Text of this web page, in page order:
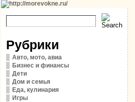
Рубрики
Авто, мото, авиа
Бизнес и финансы
Дети
Дом и семья
Еда, кулинария
Игры